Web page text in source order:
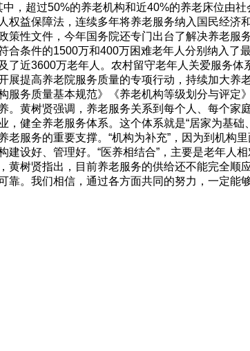
，超过50%的养老机构和近40%的养老床位由
权益保障法，连续多年将养老服务纳入国民经
策性文件，今年国务院还专门出台了解决养老
合条件的1500万和400万困难老年人分别纳入
了近3600万老年人。农村留守老年人关爱服务
展提高养老院服务质量的专项行动，持续加大
服务质量基本规范》《养老机构等级划分与评
。黄树贤强调，养老服务关系到每个人、每个
，健全养老服务体系。这个体系就是“居家为基
老服务的重要支撑。“机构为补充”，因为到机
建设好、管理好。“医养相结合”，主要是老年
黄树贤指出，目前养老服务的供给还不能完全
靠。我们相信，通过各方面共同的努力，一定